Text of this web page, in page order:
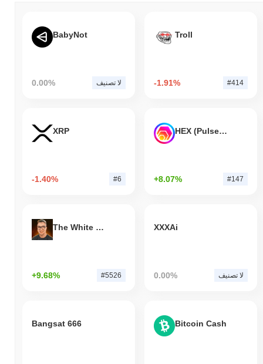
BabyNot
0.00% لا تصنيف
Troll
-1.91% #414
XRP
-1.40% #6
HEX (Pulsechain)
+8.07% #147
The White Bull
+9.68% #5526
XXXAi
0.00% لا تصنيف
Bangsat 666 Bitcoin Cash